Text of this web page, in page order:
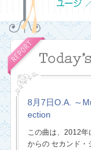
8月7日O.A. ～
ection
この曲は、2012年
からの セカンド・